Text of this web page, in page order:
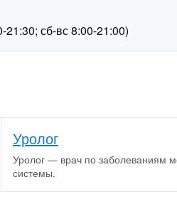
сб-вс 8:00-21:00)
Уролог
Уролог — врач по заболеваниям
системы.